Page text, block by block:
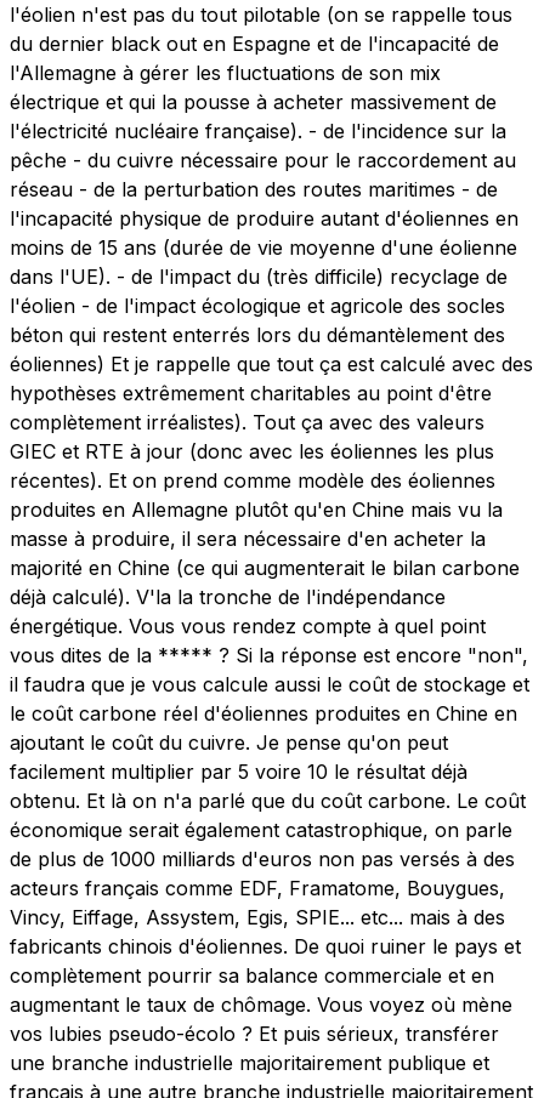
l'éolien n'est pas du tout pilotable (on se rappelle tous
du dernier black out en Espagne et de l'incapacité de
l'Allemagne à gérer les fluctuations de son mix
électrique et qui la pousse à acheter massivement de
l'électricité nucléaire française). - de l'incidence sur la
pêche - du cuivre nécessaire pour le raccordement au
réseau - de la perturbation des routes maritimes - de
l'incapacité physique de produire autant d'éoliennes en
moins de 15 ans (durée de vie moyenne d'une éolienne
dans l'UE). - de l'impact du (très difficile) recyclage de
l'éolien - de l'impact écologique et agricole des socles
béton qui restent enterrés lors du démantèlement des
éoliennes) Et je rappelle que tout ça est calculé avec des
hypothèses extrêmement charitables au point d'être
complètement irréalistes). Tout ça avec des valeurs
GIEC et RTE à jour (donc avec les éoliennes les plus
récentes). Et on prend comme modèle des éoliennes
produites en Allemagne plutôt qu'en Chine mais vu la
masse à produire, il sera nécessaire d'en acheter la
majorité en Chine (ce qui augmenterait le bilan carbone
déjà calculé). V'la la tronche de l'indépendance
énergétique. Vous vous rendez compte à quel point
vous dites de la ***** ? Si la réponse est encore "non",
il faudra que je vous calcule aussi le coût de stockage et
le coût carbone réel d'éoliennes produites en Chine en
ajoutant le coût du cuivre. Je pense qu'on peut
facilement multiplier par 5 voire 10 le résultat déjà
obtenu. Et là on n'a parlé que du coût carbone. Le coût
économique serait également catastrophique, on parle
de plus de 1000 milliards d'euros non pas versés à des
acteurs français comme EDF, Framatome, Bouygues,
Vincy, Eiffage, Assystem, Egis, SPIE... etc... mais à des
fabricants chinois d'éoliennes. De quoi ruiner le pays et
complètement pourrir sa balance commerciale et en
augmentant le taux de chômage. Vous voyez où mène
vos lubies pseudo-écolo ? Et puis sérieux, transférer
une branche industrielle majoritairement publique et
français à une autre branche industrielle majoritairement